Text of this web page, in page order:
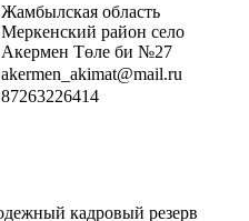
Жамбылская область
Меркенский район село
Акермен Төле би №27
akermen_akimat@mail.ru
87263226414